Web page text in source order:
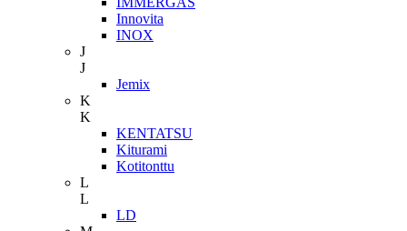
Innovita
INOX
J
J
Jemix
K
K
KENTATSU
Kiturami
Kotitonttu
L
L
LD